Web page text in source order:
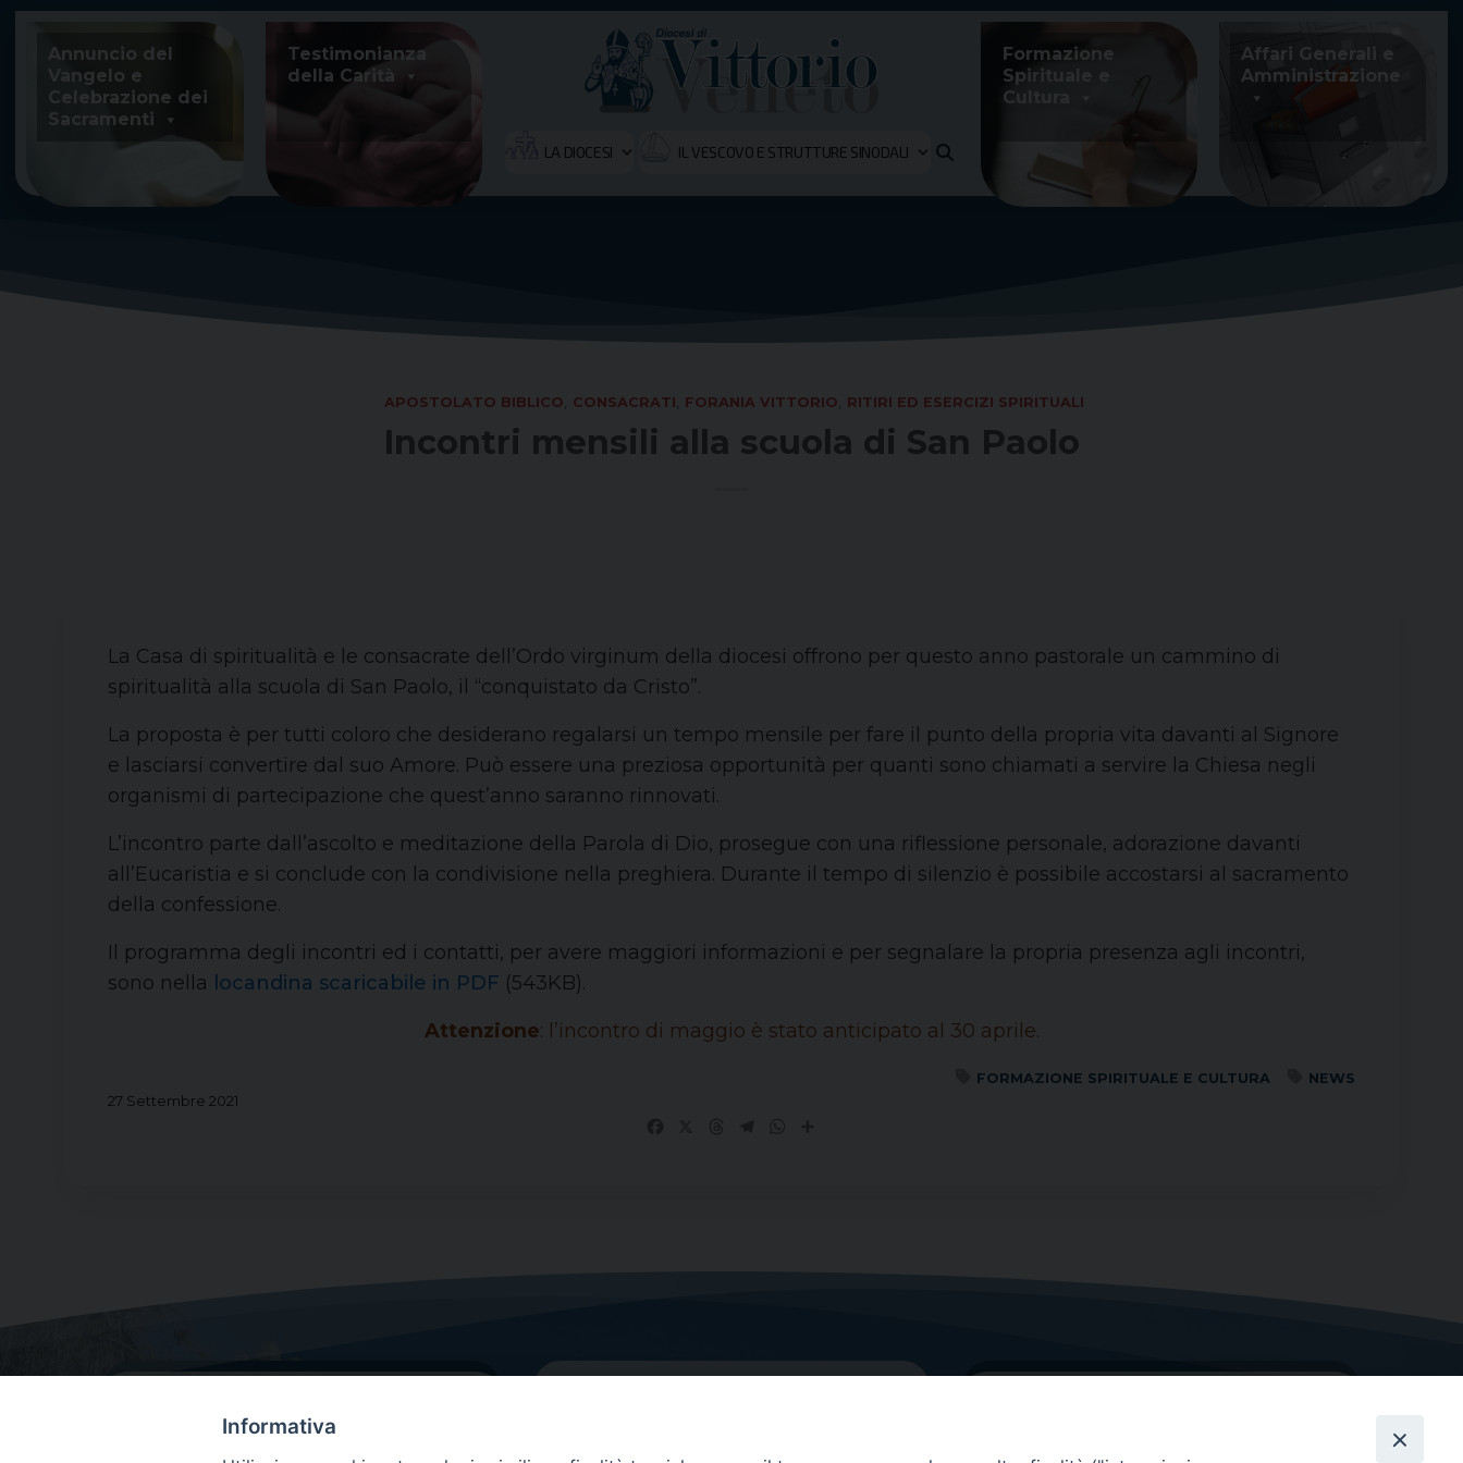
Skip
content
Annuncio del
Vangelo e
Celebrazione dei
Sacramenti
Testimonianza
della Carità
LA DIOCESI IL VESCOVO E STRUTTURE SINODALI
Formazione
Spirituale e
Cultura
Affari Generali e
Amministrazione
APOSTOLATO BIBLICO CONSACRATI FORANIA VITTORIO RITIRI ED ESERCIZI SPIRITUALI
Incontri mensili alla scuola di San Paolo
La Casa di spiritualità e le consacrate dell’Ordo virginum della diocesi offrono per questo anno pastorale un cammino di
spiritualità alla scuola di San Paolo, il “conquistato da Cristo”.
La proposta è per tutti coloro che desiderano regalarsi un tempo mensile per fare il punto della propria vita davanti al Signore
e lasciarsi convertire dal suo Amore. Può essere una preziosa opportunità per quanti sono chiamati a servire la Chiesa negli
organismi di partecipazione che quest’anno saranno rinnovati.
L’incontro parte dall’ascolto e meditazione della Parola di Dio, prosegue con una riflessione personale, adorazione davanti
all’Eucaristia e si conclude con la condivisione nella preghiera. Durante il tempo di silenzio è possibile accostarsi al sacramento
della confessione.
Il programma degli incontri ed i contatti, per avere maggiori informazioni e per segnalare la propria presenza agli incontri,
sono nella locandina scaricabile in PDF (543KB).
Attenzione: l’incontro di maggio è stato anticipato al 30 aprile.
FORMAZIONE SPIRITUALE E CULTURA
NEWS
27 Settembre 2021
Informativa